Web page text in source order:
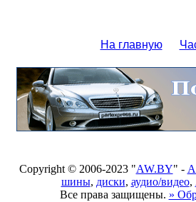
На главную
Copyright © 2006-2023 "AW.BY" -
шины, диски, аудио/видео,
Все права защищены. »